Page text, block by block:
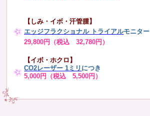
【しみ・イボ・汗管腫】
エッジフラクショナル トライアルモニター
29,800円（税込 32,780円）
【イボ・ホクロ】
CO2レーザー 1ミリ につき
5,000円（税込 5,500円）